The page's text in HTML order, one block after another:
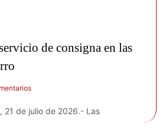
de consigna en las
21 de julio de 2026.- Las